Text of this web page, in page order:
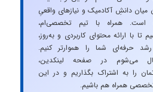
میان دانشِ آکادمیک و نیازهای واقعیِ
است. همراه با تیم تخصصی‌ام،
تا با ارائه محتوای کاربردی و به‌روز،
حرفه‌ای شما را هموارتر کنیم.
می‌شوم در صفحه لینکدین،
را به اشتراک بگذاریم و در این
همراه هم باشیم.